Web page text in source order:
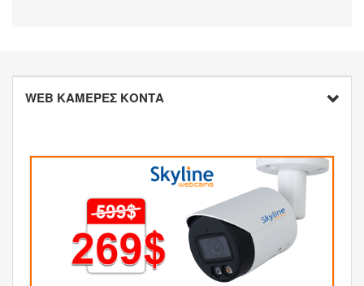
WEB ΚΑΜΕΡΕΣ ΚΟΝΤΑ